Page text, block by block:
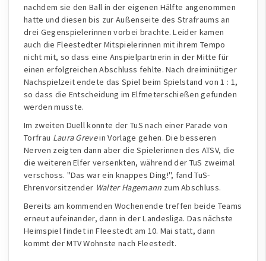
nachdem sie den Ball in der eigenen Hälfte angenommen
hatte und diesen bis zur Außenseite des Strafraums an
drei Gegenspielerinnen vorbei brachte. Leider kamen
auch die Fleestedter Mitspielerinnen mit ihrem Tempo
nicht mit, so dass eine Anspielpartnerin in der Mitte für
einen erfolgreichen Abschluss fehlte. Nach dreiminütiger
Nachspielzeit endete das Spiel beim Spielstand von 1 : 1,
so dass die Entscheidung im Elfmeterschießen gefunden
werden musste.
Im zweiten Duell konnte der TuS nach einer Parade von
Torfrau Laura Grevein Vorlage gehen. Die besseren
Nerven zeigten dann aber die Spielerinnen des ATSV, die
die weiteren Elfer versenkten, während der TuS zweimal
verschoss. "Das war ein knappes Ding!", fand TuS-
Ehrenvorsitzender Walter Hagemann zum Abschluss.
Bereits am kommenden Wochenende treffen beide Teams
erneut aufeinander, dann in der Landesliga. Das nächste
Heimspiel findet in Fleestedt am 10. Mai statt, dann
kommt der MTV Wohnste nach Fleestedt.